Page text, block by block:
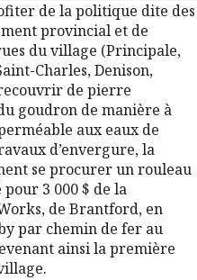
de la politique dite des
provincial et de
du village (Principale,
Charles, Denison,
de pierre
goudron de manière à
aux eaux de
d’envergure, la
se procurer un rouleau
3 000 $ de la
de Brantford, en
par chemin de fer au
ainsi la première